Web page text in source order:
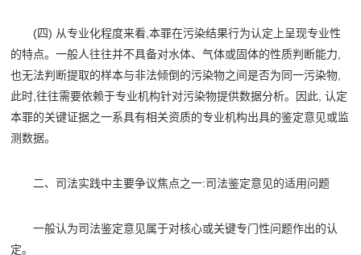
(四) 从专业化程度来看,本罪在污染结果行为认定上呈现专业性
的特点。一般人往往并不具备对水体、气体或固体的性质判断能力,
也无法判断提取的样本与非法倾倒的污染物之间是否为同一污染物,
此时,往往需要依赖于专业机构针对污染物提供数据分析。因此, 认定
本罪的关键证据之一系具有相关资质的专业机构出具的鉴定意见或监
测数据。
二、司法实践中主要争议焦点之一:司法鉴定意见的适用问题
一般认为司法鉴定意见属于对核心或关键专门性问题作出的认
定。